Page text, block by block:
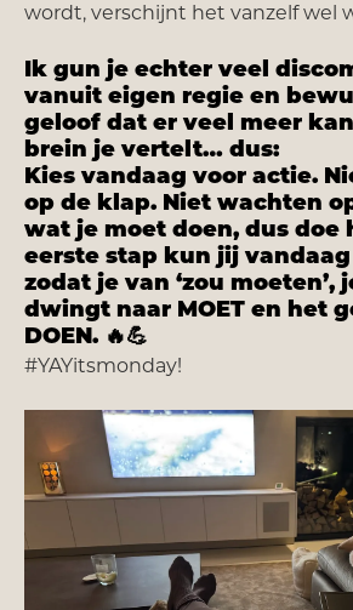
wordt, verschijnt het vanzelf wel
Ik gun je echter veel
vanuit eigen regie en
geloof dat er veel meer
brein je vertelt… dus:
Kies vandaag voor actie.
op de klap. Niet wachten
wat je moet doen, dus doe
eerste stap kun jij
zodat je van ‘zou moeten’,
dwingt naar MOET en het
DOEN. 🔥💪
#YAYitsmonday!